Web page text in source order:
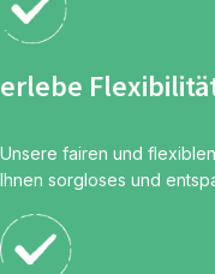
erlebe
Unsere fairen und
Ihnen sorgloses und